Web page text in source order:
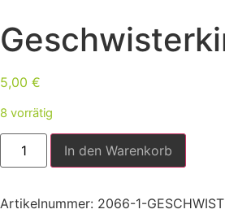
5,00 €
8 vorrätig
In den Warenkorb
Artikelnummer: 2066-1-